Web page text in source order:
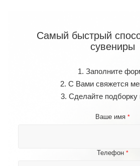
Самый быстрый
сувениры
1. Заполните
2. С Вами свяжется
3. Сделайте подборку
Ваше имя *
Телефон *